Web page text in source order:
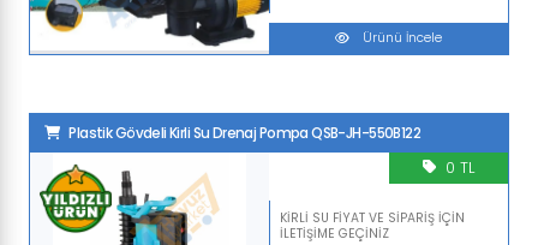
Ürünü İncele
Plastik Gövdeli Kirli Su Drenaj Pompa QSB-JH-550B122
KİRLİ SU FİYAT VE SİPARİŞ İÇİN
İLETİŞİME GEÇİNİZ
0 TL